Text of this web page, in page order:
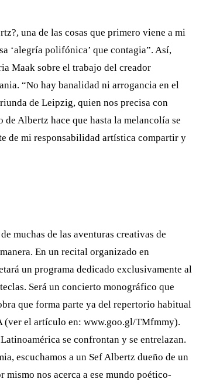
una de las cosas que primero viene a mi
‘alegría polifónica’ que contagia”. Así,
Maak sobre el trabajo del creador
“No hay banalidad ni arrogancia en el
de Leipzig, quien nos precisa con
Albertz hace que hasta la melancolía se
de mi responsabilidad artística compartir y
muchas de las aventuras creativas de
En un recital organizado en
un programa dedicado exclusivamente al
Será un concierto monográfico que
que forma parte ya del repertorio habitual
(ver el artículo en: www.goo.gl/TMfmmy).
se confrontan y se entrelazan.
escuchamos a un Sef Albertz dueño de un
nos acerca a ese mundo poético-